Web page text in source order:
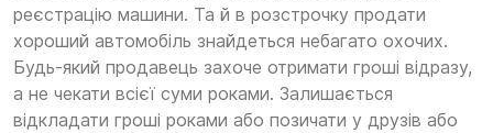
реєстрацію машини. Та й в розстрочку продати
хороший автомобіль знайдеться небагато охочих.
Будь-який продавець захоче отримати гроші відразу,
а не чекати всієї суми роками. Залишається
відкладати гроші роками або позичати у друзів або